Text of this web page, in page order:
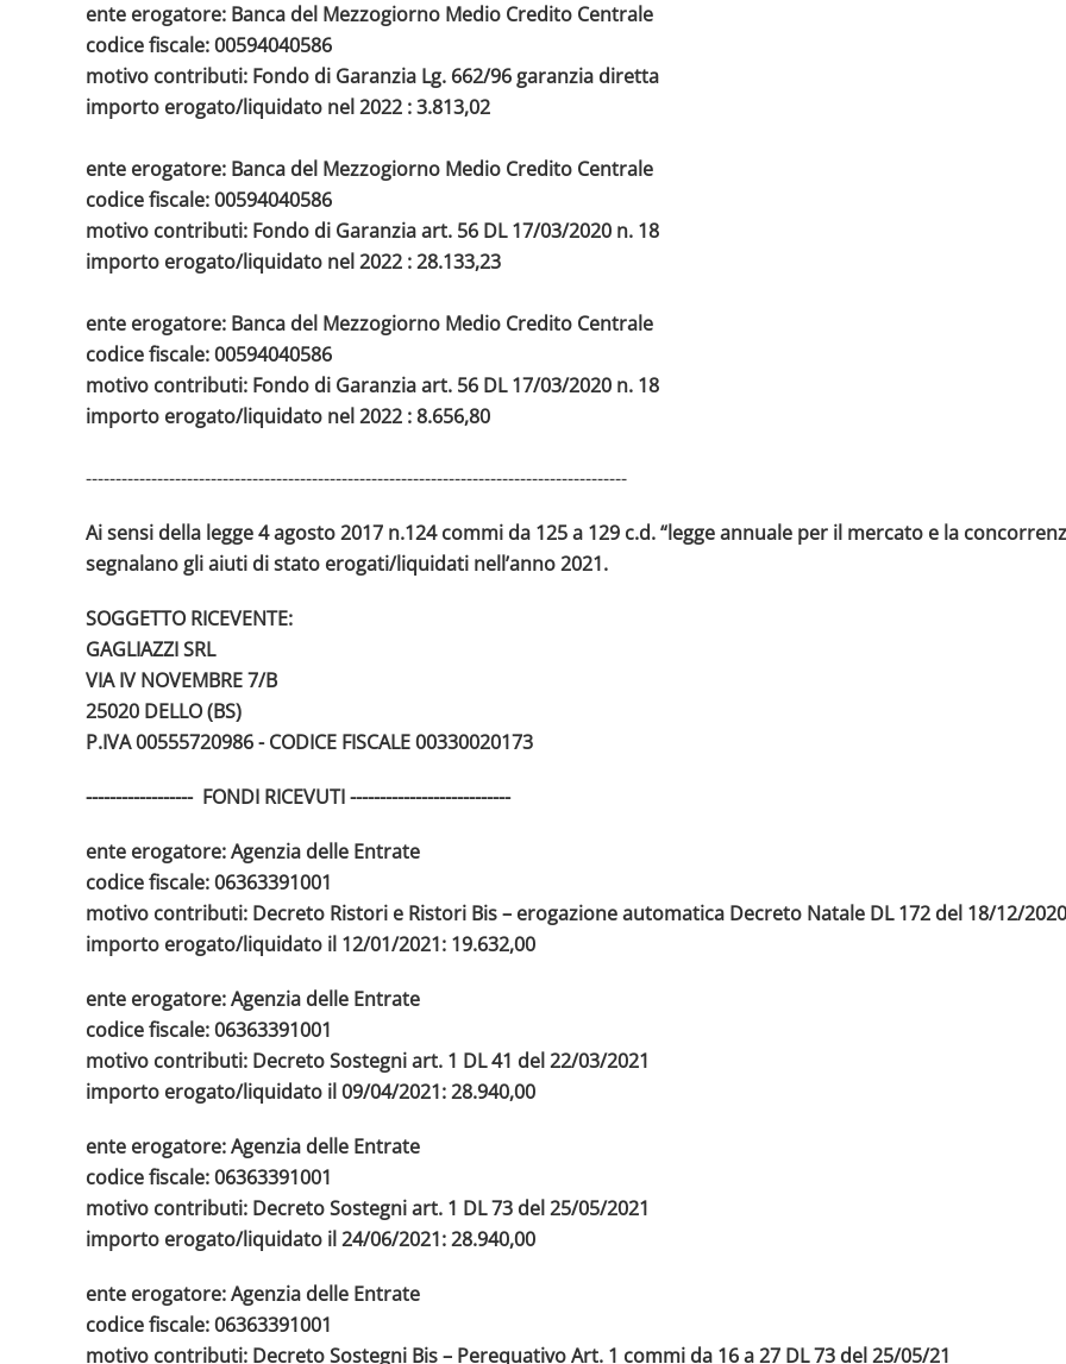
ente erogatore: Banca del Mezzogiorno Medio Credito Centrale
codice fiscale: 00594040586
motivo contributi: Fondo di Garanzia Lg. 662/96 garanzia diretta
importo erogato/liquidato nel 2022 : 3.813,02
ente erogatore: Banca del Mezzogiorno Medio Credito Centrale
codice fiscale: 00594040586
motivo contributi: Fondo di Garanzia art. 56 DL 17/03/2020 n. 18
importo erogato/liquidato nel 2022 : 28.133,23
ente erogatore: Banca del Mezzogiorno Medio Credito Centrale
codice fiscale: 00594040586
motivo contributi: Fondo di Garanzia art. 56 DL 17/03/2020 n. 18
importo erogato/liquidato nel 2022 : 8.656,80
-------------------------------------------------------------------------------------------
Ai sensi della legge 4 agosto 2017 n.124 commi da 125 a 129 c.d. “legge annuale per il mercato e la
segnalano gli aiuti di stato erogati/liquidati nell’anno 2021.
SOGGETTO RICEVENTE:
GAGLIAZZI SRL
VIA IV NOVEMBRE 7/B
25020 DELLO (BS)
P.IVA 00555720986 -CODICE FISCALE 00330020173
------------------ FONDI RICEVUTI ---------------------------
ente erogatore: Agenzia delle Entrate
codice fiscale: 06363391001
motivo contributi: Decreto Ristori e Ristori Bis – erogazione automatica Decreto Natale DL 172 del 18/12/2020
importo erogato/liquidato il 12/01/2021: 19.632,00
ente erogatore: Agenzia delle Entrate
codice fiscale: 06363391001
motivo contributi: Decreto Sostegni art. 1 DL 41 del 22/03/2021
importo erogato/liquidato il 09/04/2021: 28.940,00
ente erogatore: Agenzia delle Entrate
codice fiscale: 06363391001
motivo contributi: Decreto Sostegni art. 1 DL 73 del 25/05/2021
importo erogato/liquidato il 24/06/2021: 28.940,00
ente erogatore: Agenzia delle Entrate
codice fiscale: 06363391001
motivo contributi: Decreto Sostegni Bis – Perequativo Art. 1 commi da 16 a 27 DL 73 del 25/05/21